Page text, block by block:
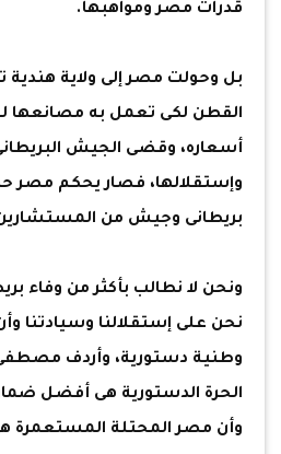
قدرات مصر ومواهبها.
بل وحولت مصر إلى ولاية هندية
القطن لكى تعمل به
أسعاره، وقضى الجيش
وإستقلالها، فصار يحكم مصر
بريطانى وجيش من
ونحن لا نطالب بأكثر من وفاء
نحن على إستقلالنا وسيادتنا
وطنية دستورية، وأردف
الحرة الدستورية هى أفضل
وأن مصر المحتلة المستعمرة